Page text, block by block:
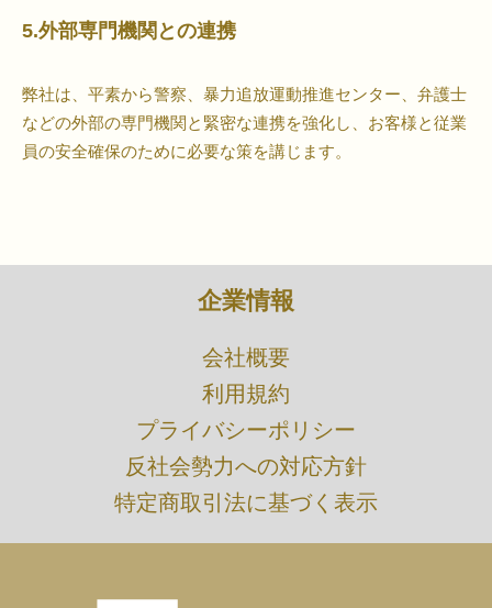
5.外部専門機関との連携
弊社は、平素から警察、暴力追放運動推進センター、弁護士
などの外部の専門機関と緊密な連携を強化し、お客様と従業
員の安全確保のために必要な策を講じます。
企業情報
​会社概要
利用規約
プライバシーポリシー
​反社会勢力への対応方針
特定商取引法に基づく表示